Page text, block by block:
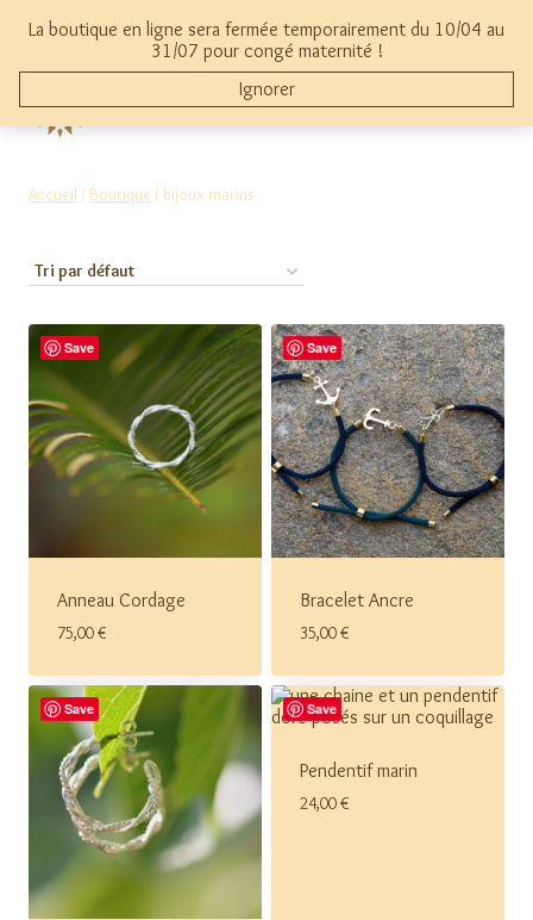
La boutique en ligne sera fermée temporairement du 10/04 au
31/07 pour congé maternité !
Ignorer
0 mon compte
THYMAMAI
Accueil / Boutique / bijoux marins
Save
Anneau Cordage
75,00€
Save
Bracelet Ancre
35,00€
Save Save
Pendentif marin
24,00€